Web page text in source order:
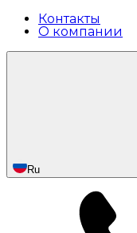
Контакты
О компании
Ru